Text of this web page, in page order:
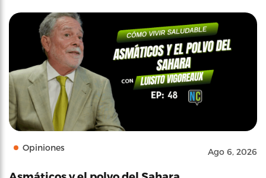
Opiniones Ago 6, 2026